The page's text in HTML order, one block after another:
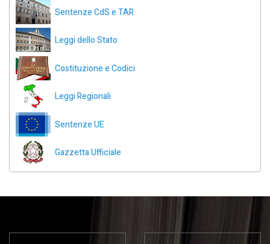
Sentenze CdS e TAR
Leggi dello Stato
Costituzione e Codici
Leggi Regionali
Sentenze UE
Gazzetta Ufficiale